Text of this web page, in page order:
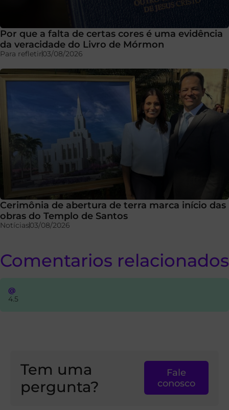
Por que a falta de certas cores é uma evidência
da veracidade do Livro de Mórmon
Para refletir03/08/2026
Cerimônia de abertura de terra marca início das
obras do Templo de Santos
Notícias03/08/2026
Comentarios relacionados
@
4.5
Tem uma
pergunta?
Fale
conosco